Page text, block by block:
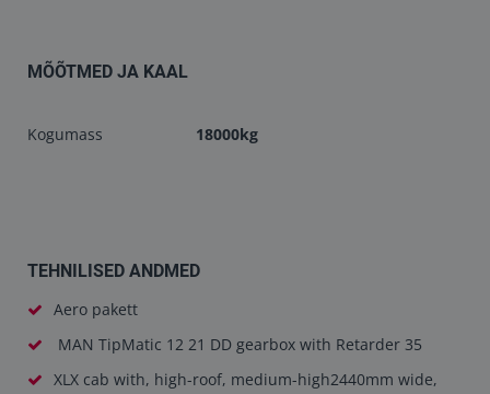
MÕÕTMED JA KAAL
Kogumass 18000kg
TEHNILISED ANDMED
Aero pakett
MAN TipMatic 12 21 DD gearbox with Retarder 35
XLX cab with, high-roof, medium-high2440mm wide,